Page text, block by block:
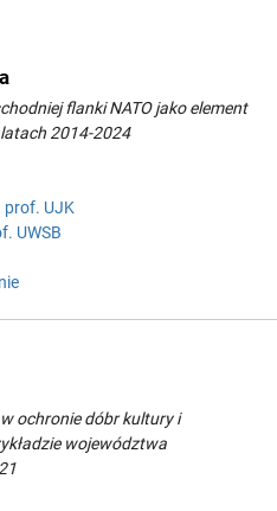
flanki NATO jako element
2014-2024
prof. UJK
UWSB
ochronie dóbr kultury i
województwa